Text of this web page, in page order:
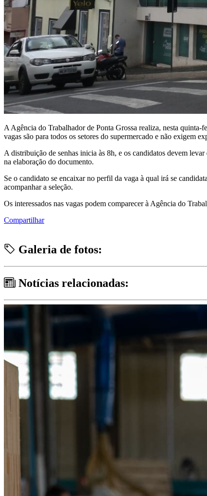
A Agência do Trabalhador de Ponta Grossa realiza, nesta
vagas são para todos os setores do supermercado e não exigem
A distribuição de senhas inicia às 8h, e os candidatos devem
na elaboração do documento.
Se o candidato se encaixar no perfil da vaga à qual irá se
acompanhar a seleção.
Os interessados nas vagas podem comparecer à Agência do
Compartilhar
Galeria de fotos:
Notícias relacionadas: